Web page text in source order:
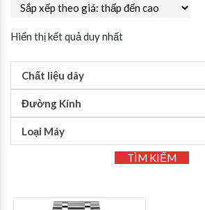
Hiển thị kết quả duy nhất
Chất liệu dây
Đường Kính
Loại Máy
TÌM KIẾM